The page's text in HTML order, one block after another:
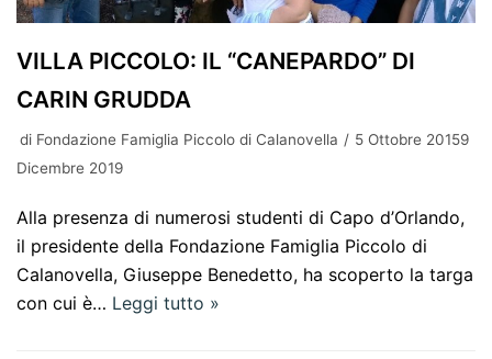
VILLA PICCOLO: IL “CANEPARDO” DI
CARIN GRUDDA
di Fondazione Famiglia Piccolo di Calanovella
5 Ottobre 20159
Dicembre 2019
Alla presenza di numerosi studenti di Capo d’Orlando,
il presidente della Fondazione Famiglia Piccolo di
Calanovella, Giuseppe Benedetto, ha scoperto la targa
con cui è… Leggi tutto »